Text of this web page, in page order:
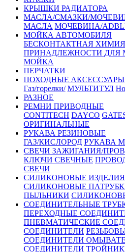
КРЫШКИ РАДИАТОРА
МАСЛА/СМАЗКИ/
МАСЛА МОЧЕВИНА/
МОЙКА АВТОМОБИЛЯ
БЕСКОНТАКТНАЯ ХИМИЯ
ПРИНАДЛЕЖНОСТИ ДЛЯ
МОЙКА
ПЕРЧАТКИ
ПОХОДНЫЕ АКСЕССУАРЫ
Газ/горелки/ МУЛЬТИТУЛ
РАЗНОЕ
РЕМНИ ПРИВОДНЫЕ
CONTITECH DAYCO
ОРИГИНАЛЬНЫЕ
РУКАВА РЕЗИНОВЫЕ
ГАЗ/КИСЛОРОД РУКАВА
СВЕЧИ ЗАЖИГАНИЯ/
КЛЮЧИ СВЕЧНЫЕ
СВЕЧИ
СИЛИКОНОВЫЕ ИЗДЕЛИЯ
СИЛИКОНОВЫЕ
ПЫЛЬНИКИ
СОЕДИНИТЕЛЬНЫЕ
ПЕРЕХОДНЫЕ
ПНЕВМАТИЧЕСКИЕ
СОЕДИНИТЕЛИ
СОЕДИНИТЕЛИ
СОЕДИНИТЕЛИ